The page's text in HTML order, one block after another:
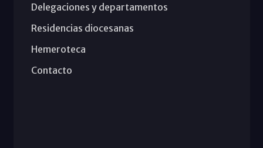
Delegaciones y departamentos
Residencias diocesanas
Hemeroteca
Contacto